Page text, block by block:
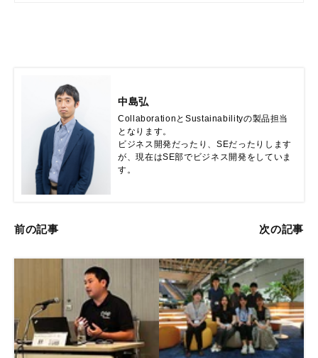
中島弘
CollaborationとSustainabilityの製品担当
となります。
ビジネス開発だったり、SEだったりします
が、現在はSE部でビジネス開発をしていま
す。
前の記事 次の記事